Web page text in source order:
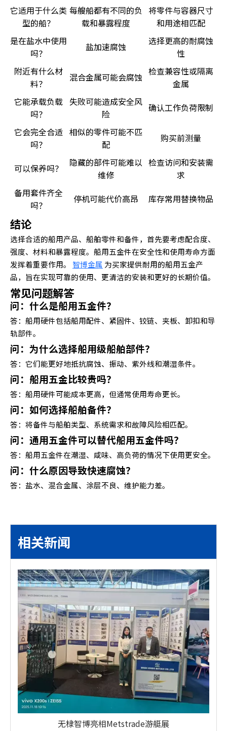
它适用于什么类
型的船？
每艘船都有不同的负
载和暴露程度
将零件与容器尺寸
和用途相匹配
是在盐水中使用
吗？
盐加速腐蚀
选择更高的耐腐蚀
性
附近有什么材
料？
混合金属可能会腐蚀 检查兼容性或隔离
金属
它能承载负载
吗？
失败可能造成安全风
险
确认工作负荷限制
它会完全合适
吗？
相似的零件可能不匹
配
购买前测量
可以保养吗？
隐藏的部件可能难以
维修
检查访问和安装需
求
备用套件齐全
吗？
停机可能代价高昂 库存常用替换物品
结论
选择合适的船用产品、船舶零件和备件，首先要考虑配合度、
强度、材料和暴露程度。船用五金件在安全性和使用寿命方面
发挥着重要作用。 智博金属 为买家提供耐用的船用五金产
品，旨在实现可靠的使用、更清洁的安装和更好的长期价值。
常见问题解答
问：什么是船用五金件？
答：船用硬件包括船用配件、紧固件、铰链、夹板、卸扣和导
轨部件。
问：为什么选择船用级船舶部件？
答：它们能更好地抵抗腐蚀、振动、紫外线和潮湿条件。
问：船用五金比较贵吗？
答：船用硬件可能成本更高，但通常使用寿命更长。
问：如何选择船舶备件？
答：将备件与船舶类型、系统需求和故障风险相匹配。
问：通用五金件可以替代船用五金件吗？
答：船用五金件在潮湿、咸味、高负荷的情况下使用更安全。
问：什么原因导致快速腐蚀？
答：盐水、混合金属、涂层不良、维护能力差。
相关新闻
无棣智博亮相Metstrade游艇展